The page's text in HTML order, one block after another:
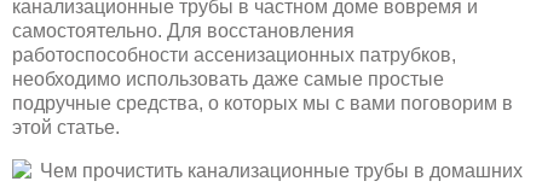
канализационные трубы в частном доме вовремя и
самостоятельно. Для восстановления
работоспособности ассенизационных патрубков,
необходимо использовать даже самые простые
подручные средства, о которых мы с вами поговорим в
этой статье.